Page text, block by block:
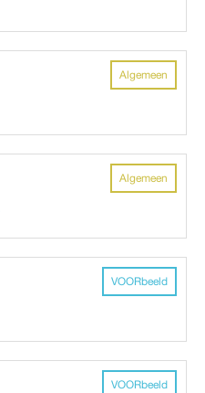
Algemeen
Algemeen
VOORbeeld
VOORbeeld